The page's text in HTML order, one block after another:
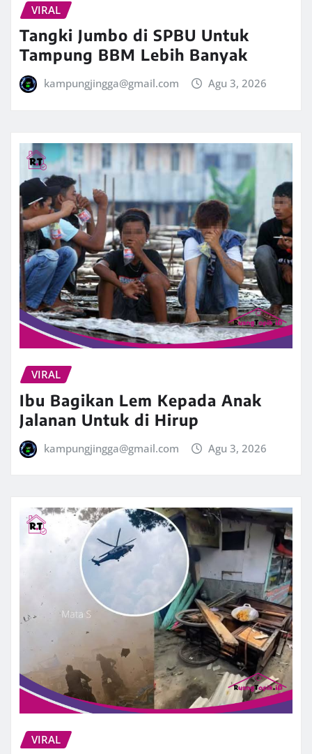
VIRAL
Tangki Jumbo di SPBU Untuk
Tampung BBM Lebih Banyak
kampungjingga@gmail.com Agu 3, 2026
VIRAL
Ibu Bagikan Lem Kepada Anak
Jalanan Untuk di Hirup
kampungjingga@gmail.com Agu 3, 2026
VIRAL